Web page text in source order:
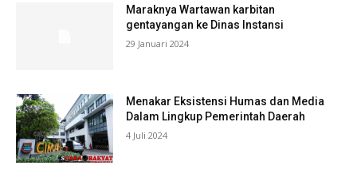
Maraknya Wartawan karbitan
gentayangan ke Dinas Instansi
29 Januari 2024
Menakar Eksistensi Humas dan Media
Dalam Lingkup Pemerintah Daerah
4 Juli 2024